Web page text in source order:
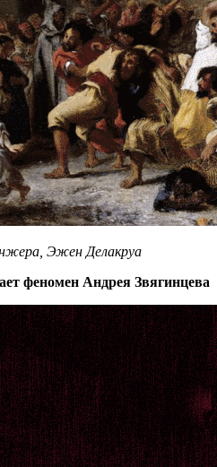
Эжен Делакруа
феномен Андрея Звягинцева